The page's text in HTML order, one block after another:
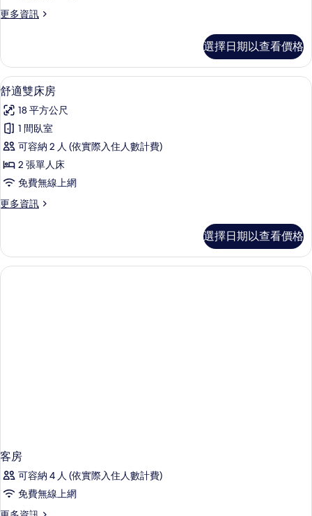
的
有
相
片
更多資訊
更
三
人
房
詳
情
選擇日期以查看價格
顯
示
舒
適
雙
床
的
有
相
舒適雙床房 | 高級寢具、書桌、遮光
6
舒適雙床房
18 平方公尺
1 間臥室
可容納 2 人 (依實際入住人數計費)
2 張單人床
免費無線上網
更多資訊
更
雙
床
房
選擇日期以查看價格
客房
可容納 4 人 (依實際入住人數計費)
免費無線上網